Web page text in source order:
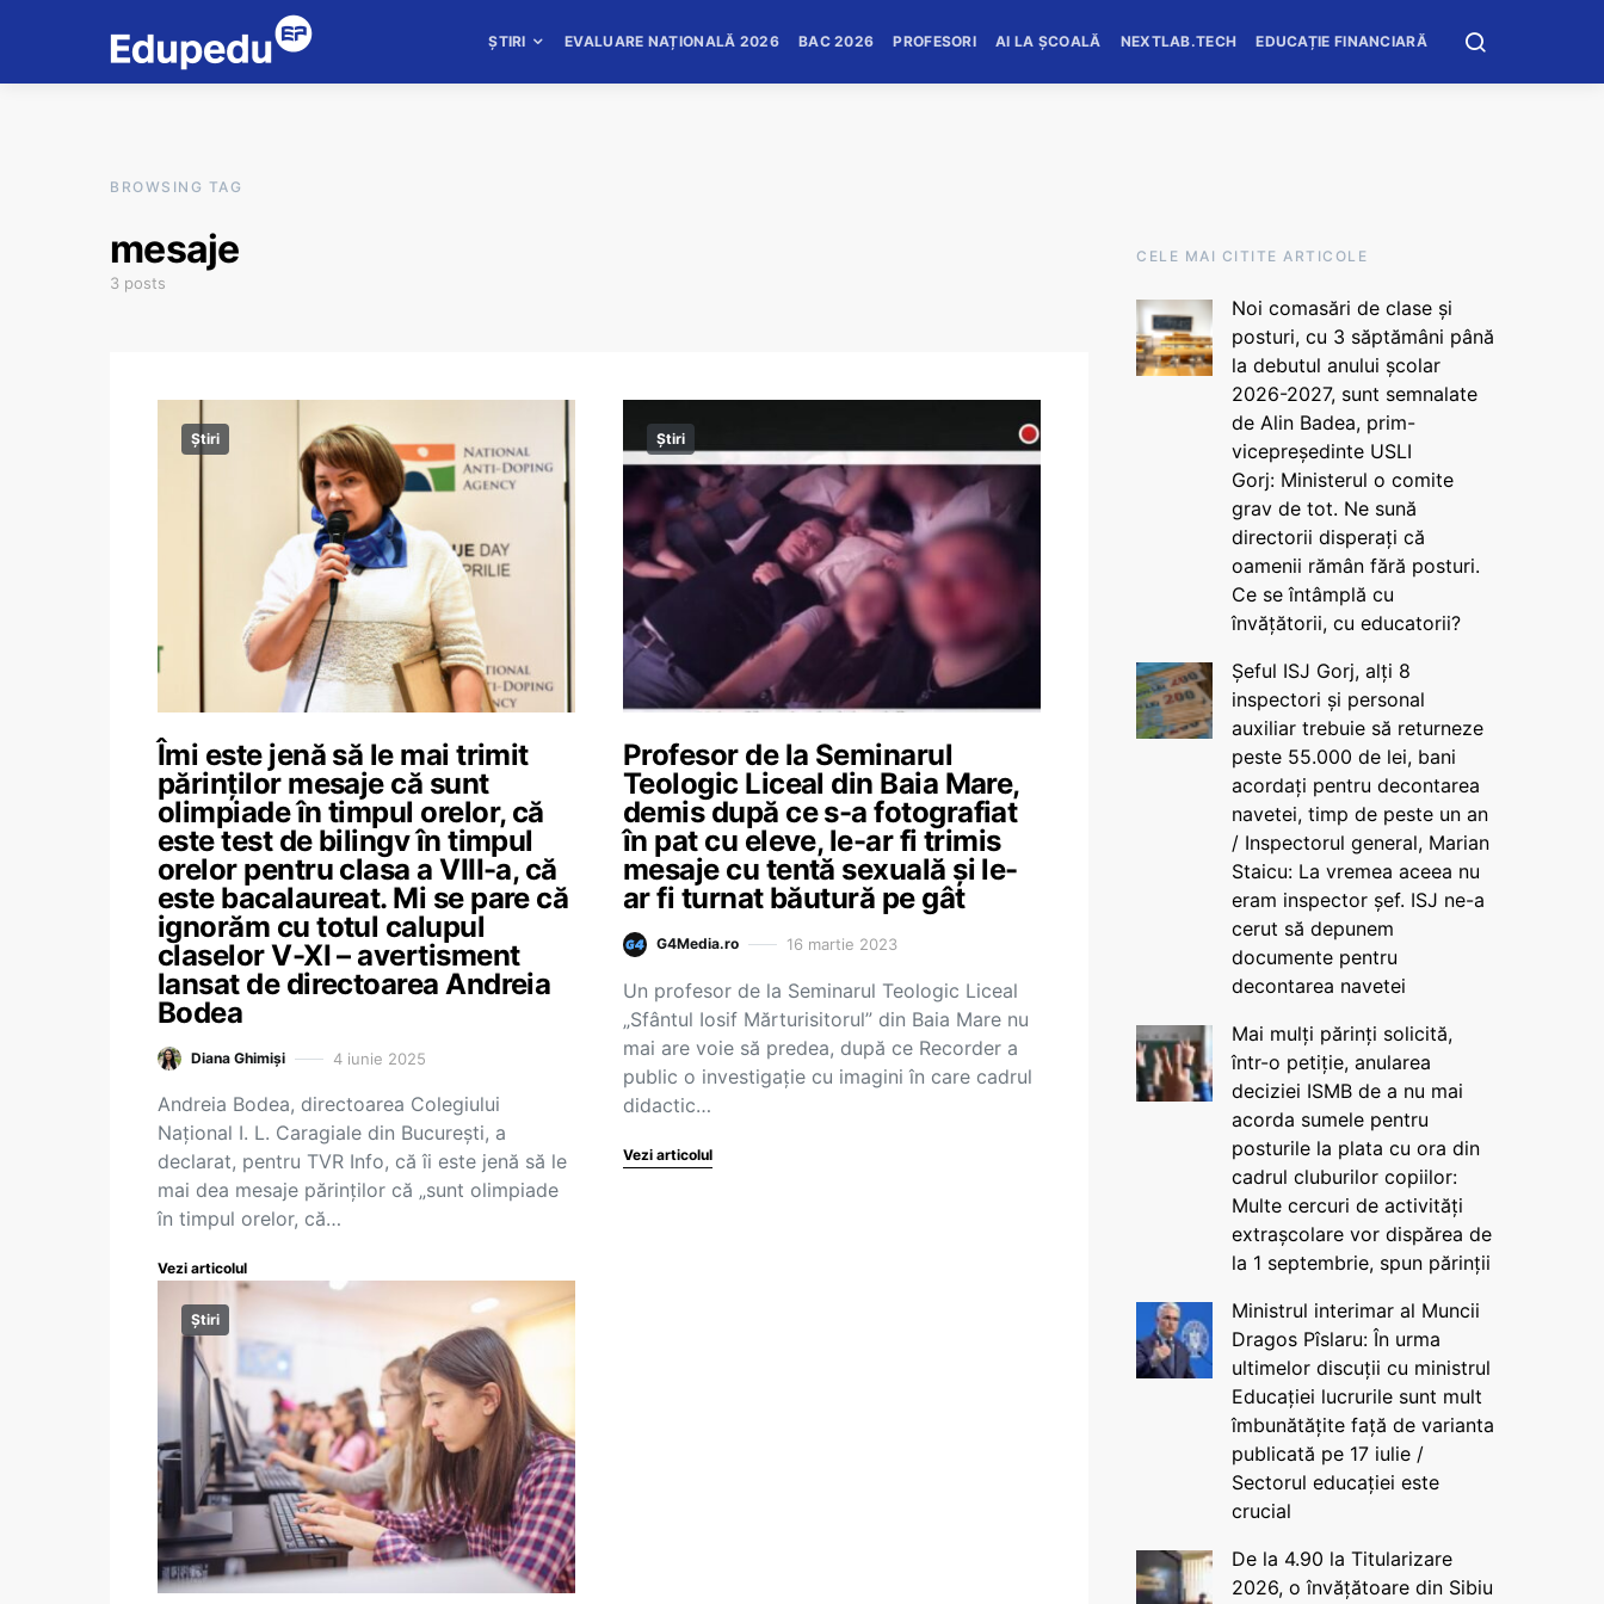
ȘTIRI EVALUARE NAȚIONALĂ 2026 BAC 2026 PROFESORI AI LA ȘCOALĂ NEXTLAB.TECH EDUCAȚIE FINANCIARĂ
BROWSING TAG
mesaje
3 posts
Știri
Îmi este jenă să le mai trimit
părinţilor mesaje că sunt
olimpiade în timpul orelor, că
este test de bilingv în timpul
orelor pentru clasa a VIII-a, că
este bacalaureat. Mi se pare că
ignorăm cu totul calupul
claselor V-XI – avertisment
lansat de directoarea Andreia
Bodea
Diana Ghimiși 4 iunie 2025
Andreia Bodea, directoarea Colegiului
Național I. L. Caragiale din București, a
declarat, pentru TVR Info, că îi este jenă să le
mai dea mesaje părinților că „sunt olimpiade
în timpul orelor, că…
Vezi articolul
Știri
Profesor de la Seminarul
Teologic Liceal din Baia Mare,
demis după ce s-a fotografiat
în pat cu eleve, le-ar fi trimis
mesaje cu tentă sexuală şi le-
ar fi turnat băutură pe gât
G4Media.ro 16 martie 2023
Un profesor de la Seminarul Teologic Liceal
„Sfântul Iosif Mărturisitorul” din Baia Mare nu
mai are voie să predea, după ce Recorder a
public o investigație cu imagini în care cadrul
didactic…
Vezi articolul
Știri
CELE MAI CITITE ARTICOLE
Noi comasări de clase și
posturi, cu 3 săptămâni până
la debutul anului școlar
2026-2027, sunt semnalate
de Alin Badea, prim-
vicepreședinte USLI
Gorj: Ministerul o comite
grav de tot. Ne sună
directorii disperați că
oamenii rămân fără posturi.
Ce se întâmplă cu
învățătorii, cu educatorii?
Șeful ISJ Gorj, alți 8
inspectori și personal
auxiliar trebuie să returneze
peste 55.000 de lei, bani
acordați pentru decontarea
navetei, timp de peste un an
/ Inspectorul general, Marian
Staicu: La vremea aceea nu
eram inspector șef. ISJ ne-a
cerut să depunem
documente pentru
decontarea navetei
Mai mulți părinți solicită,
într-o petiție, anularea
deciziei ISMB de a nu mai
acorda sumele pentru
posturile la plata cu ora din
cadrul cluburilor copiilor:
Multe cercuri de activități
extrașcolare vor dispărea de
la 1 septembrie, spun părinții
Ministrul interimar al Muncii
Dragos Pîslaru: În urma
ultimelor discuții cu ministrul
Educației lucrurile sunt mult
îmbunătățite față de varianta
publicată pe 17 iulie /
Sectorul educației este
crucial
De la 4.90 la Titularizare
2026, o învățătoare din Sibiu